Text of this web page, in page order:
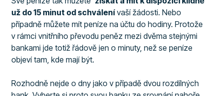
už do 15 minut od schválenívaší žádosti. Nebo
případně můžete mít peníze na účtu do hodiny. Protože
v rámci vnitřního převodu peněz mezi dvěma stejnými
bankami jde totiž řádově jen o minuty, než se peníze
objeví tam, kde mají být.
Rozhodně nejde o dny jako v případě dvou rozdílných